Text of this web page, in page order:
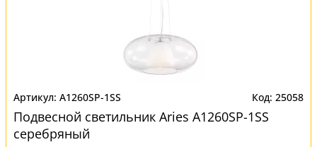
A1260SP-1SS 25058
Подвесной светильник Aries A1260SP-1SS
серебряный